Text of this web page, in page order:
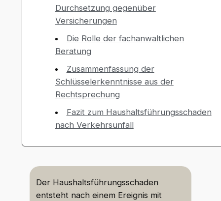
Durchsetzung gegenüber
Versicherungen
Die Rolle der fachanwaltlichen
Beratung
Zusammenfassung der
Schlüsselerkenntnisse aus der
Rechtsprechung
Fazit zum Haushaltsführungsschaden
nach Verkehrsunfall
Der Haushaltsführungsschaden
entsteht nach einem Ereignis mit